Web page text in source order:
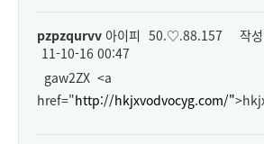
pzpzqurvv 아이피 50.♡.88.157
작
11-10-16 00:47
gaw2ZX <a
href="http://hkjxvodvocyg.com/"